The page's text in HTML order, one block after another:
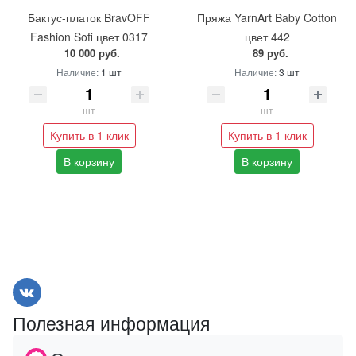
Бактус-платок BravOFF
Fashion Sofi цвет 0317
10 000 руб.
Наличие: 1 шт
шт
Купить в 1 клик
В корзину
Пряжа YarnArt Baby Cotton
цвет 442
89 руб.
Наличие:3 шт
шт
Купить в 1 клик
В корзину
Полезная информация